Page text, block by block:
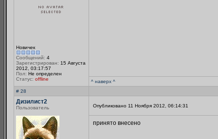
Новичек
Сообщений: 4
Зарегистрирован: 15 Августа
2012, 03:17:57
Пол: Не определен
Статус: offline
^ наверх ^
# 28
Дизилист2
Пользователь Опубликовано 11 Ноября 2012, 06:14:31
принято внесено